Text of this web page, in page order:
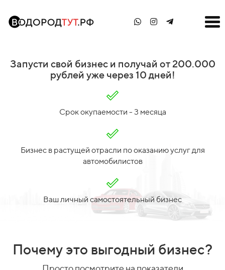
Запусти свой бизнес и получай от 200.000
рублей уже через 10 дней!
Срок окупаемости - 3 месяца
Бизнес в растущей отрасли по оказанию услуг для
автомобилистов
Ваш личный самостоятельный бизнес
Почему это выгодный бизнес?